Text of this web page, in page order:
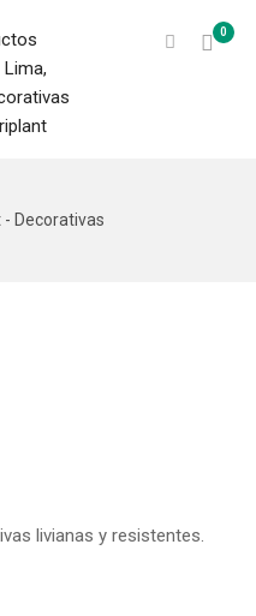
0
Decorativas
livianas y resistentes.